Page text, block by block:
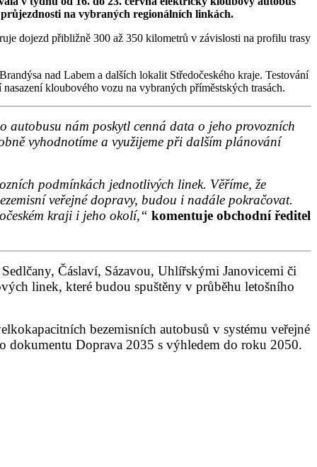
na vybraných regionálních linkách.
dojezd přibližně 300 až 350 kilometrů v závislosti na profilu trasy
nad Labem a dalších lokalit Středočeského kraje. Testování
kloubového vozu na vybraných příměstských trasách.
autobusu nám poskytl cenná data o jeho provozních
vyhodnotíme a využijeme při dalším plánování
podmínkách jednotlivých linek. Věříme, že
veřejné dopravy, budou i nadále pokračovat.
kraji i jeho okolí,“ komentuje obchodní ředitel
Čáslaví, Sázavou, Uhlířskými Janovicemi či
linek, které budou spuštěny v průběhu letošního
bezemisních autobusů v systému veřejné
dokumentu Doprava 2035 s výhledem do roku 2050.